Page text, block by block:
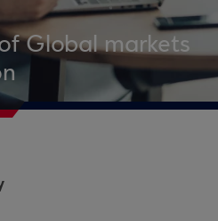
Global markets